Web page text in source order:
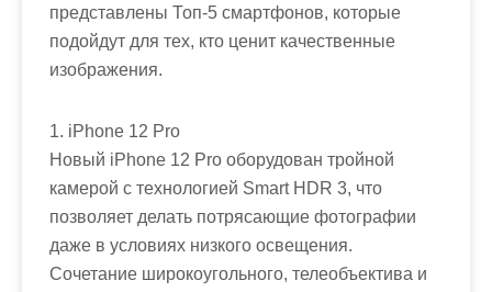
представлены Топ-5 смартфонов, которые
подойдут для тех, кто ценит качественные
изображения.
1. iPhone 12 Pro
Новый iPhone 12 Pro оборудован тройной
камерой с технологией Smart HDR 3, что
позволяет делать потрясающие фотографии
даже в условиях низкого освещения.
Сочетание широкоугольного, телеобъектива и